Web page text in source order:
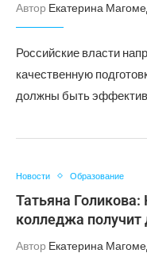
Автор Екатерина
Российские власти
качественную
должны быть
Новости Образование
Татьяна
колледжа получит
Автор Екатерина